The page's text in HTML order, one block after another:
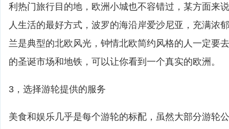
利热门旅行目的地，欧洲小城也不容错过，某方面来
人生活的最好方式，波罗的海沿岸爱沙尼亚，充满浓
兰是典型的北欧风光，钟情北欧简约风格的人一定要
的圣诞市场和地铁，可以让你看到一个真实的欧洲。
3，选择游轮提供的服务
美食和娱乐几乎是每个游轮的标配，虽然大部分游轮